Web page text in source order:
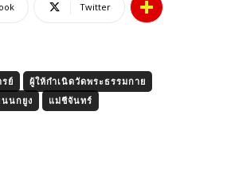
Twitter
ย์
ผู้ให้กำเนิดวัดพระธรรมกาย
นกยูง
แม่ชีจันทร์